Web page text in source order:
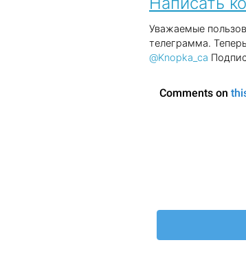
Уважаемые
телеграмма.
@Knopka_ca